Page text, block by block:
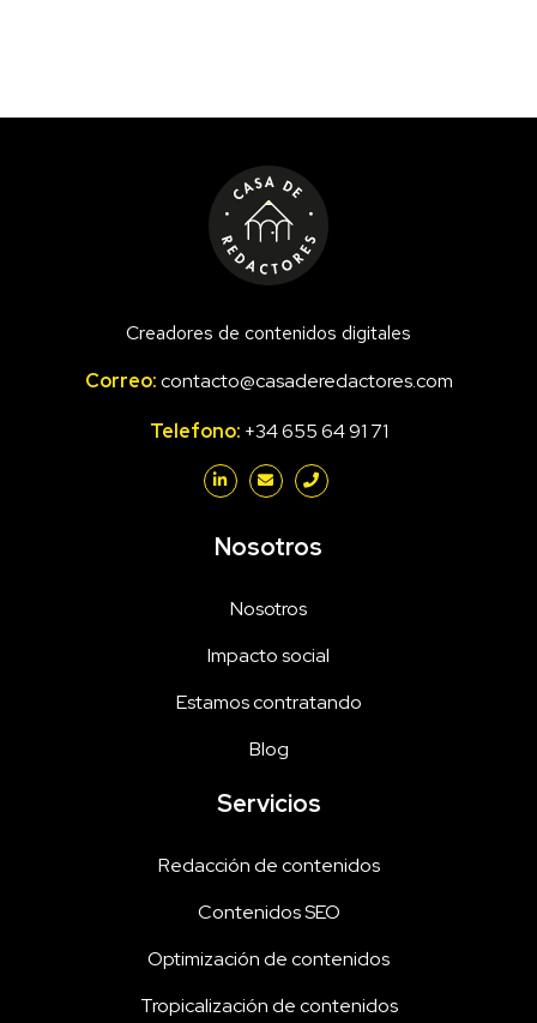
Creadores de contenidos digitales
Correo:contacto@casaderedactores.com
Telefono: +34 655 64 91 71
Nosotros
Nosotros
Impacto social
Estamos contratando
Blog
Servicios
Redacción de contenidos
Contenidos SEO
Optimización de contenidos
Tropicalización de contenidos